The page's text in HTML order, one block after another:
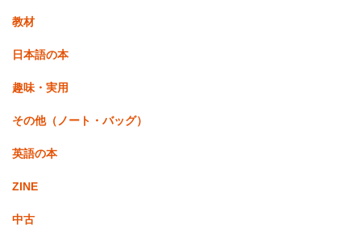
教材
日本語の本
趣味・実用
その他（ノート・バッグ）
英語の本
ZINE
中古